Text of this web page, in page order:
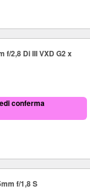
f/2,8 Di III VXD G2 x
conferma
f/1,8 S